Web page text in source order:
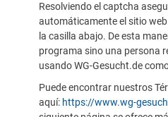
Resolviendo el captcha
automáticamente el sitio
la casilla abajo. De esta
programa sino una persona
usando WG-Gesucht.de
Puede encontrar nuestros
aquí: https://www.wg-